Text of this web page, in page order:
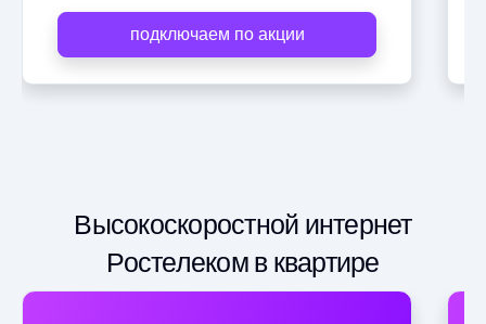
подключаем по акции
Высокоскоростной интернет
Ростелеком в квартире